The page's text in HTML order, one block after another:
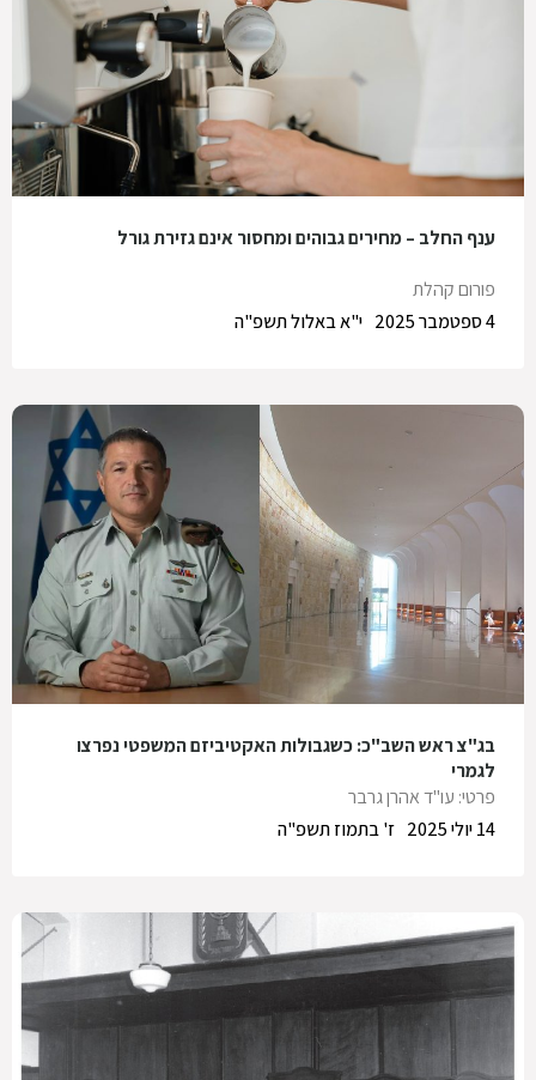
ענף החלב – מחירים גבוהים ומחסור אינם גזירת גורל
פורום קהלת
י"א באלול תשפ"ה
4 ספטמבר 2025
בג"צ ראש השב"כ: כשגבולות האקטיביזם המשפטי נפרצו
לגמרי
פרטי: עו"ד אהרן גרבר
ז' בתמוז תשפ"ה
14 יולי 2025